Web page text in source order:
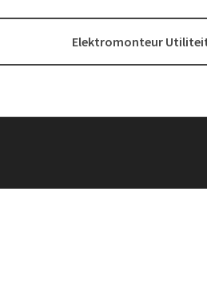
Elektromonteur